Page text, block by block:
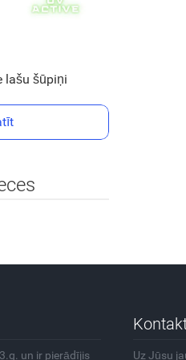
lašu šūpiņi
un ir pierādījis Uz Jūsu